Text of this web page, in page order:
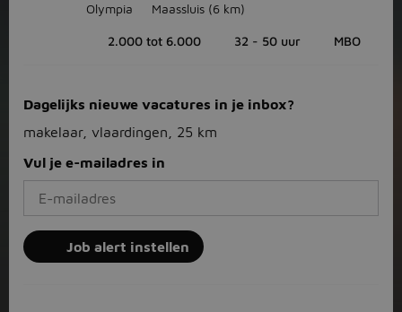
Olympia Maassluis (6 km)
2.000 tot 6.000 32 - 50 uur MBO
Dagelijks nieuwe vacatures in je inbox?
makelaar, vlaardingen, 25 km
Vul je e-mailadres in
Job alert instellen